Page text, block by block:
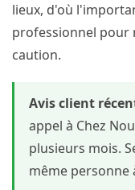
lieux, d'où
professionnel pour
caution.
Avis client
appel à Chez
plusieurs mois.
même personne